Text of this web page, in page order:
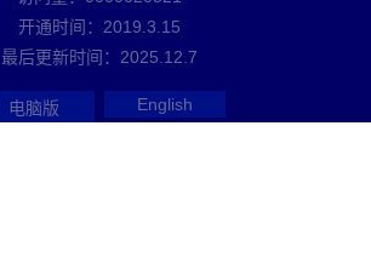
开通时间： 2019 3 15
最后更新时间： 2025 12 7
电脑版 English